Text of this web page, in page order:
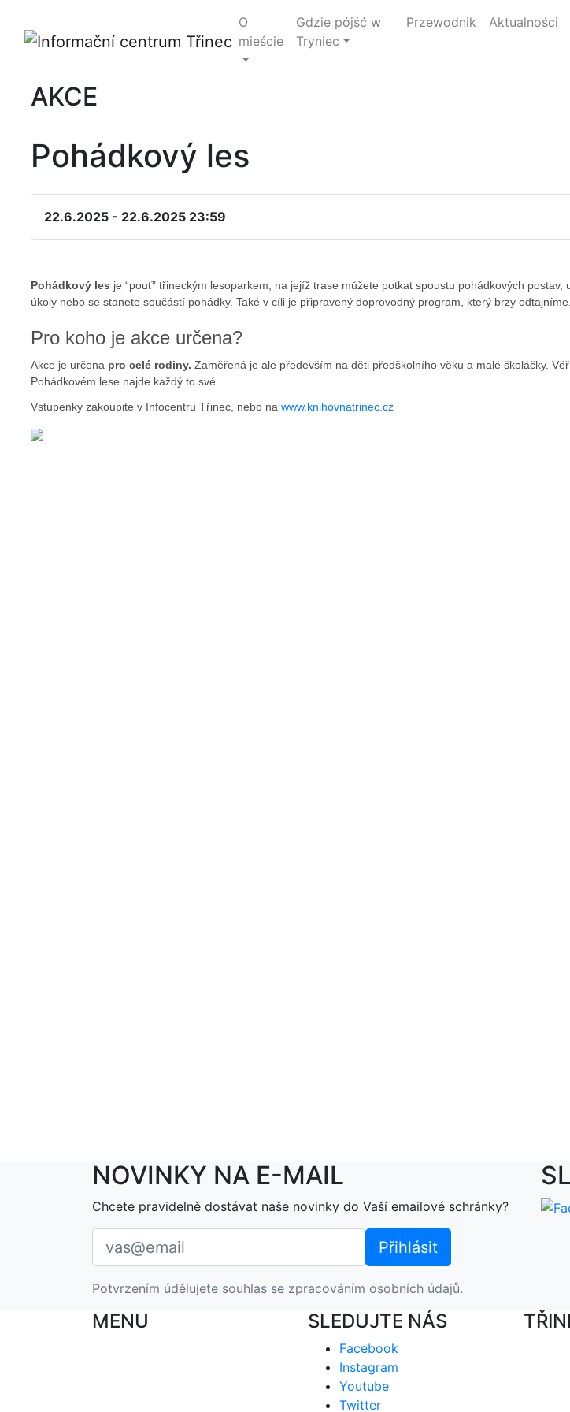
O
mieście
Gdzie pójść w
Tryniec
Przewodnik Aktualności
AKCE
Pohádkový les
22.6.2025 - 22.6.2025 23:59
Pohádkový les je “pouť” třineckým lesoparkem, na jejíž trase můžete potkat spoustu pohádkových postav,
úkoly nebo se stanete součástí pohádky. Také v cíli je připravený doprovodný program, který brzy odtajníme.
Pro koho je akce určena?
Akce je určena pro celé rodiny. Zaměřená je ale především na děti předškolního věku a malé školáčky.
Pohádkovém lese najde každý to své.
Vstupenky zakoupite v Infocentru Třinec, nebo na www.knihovnatrinec.cz
NOVINKY NA E-MAIL
Chcete pravidelně dostávat naše novinky do Vaší emailové schránky?
Potvrzením údělujete souhlas se zpracováním osobních údajů.
MENU SLEDUJTE NÁS
Facebook
Instagram
Youtube
Twitter